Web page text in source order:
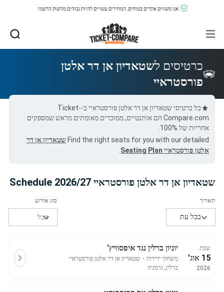
אנו משווים אתרים בטוחים, המחירים עשויים להיות גבוהים מהשוק הרשמי.
כרטיסים לשטאדיון אן דר אלטן
פורסטראיי
כל כרטיסי שטאדיון אן דר אלטן פורסטראיי ב-Ticket-
Compare.com הם אותנטיים, ממוכרים מאומתים מראש שמספקים
אחריות של 100%.
Find the right seats for you with our detailed שטאדיון אן דר
אלטן פורסטראיי Seating Plan
שטאדיון אן דר אלטן פורסטראיי 2026/27 Schedule
שבת
15 אוג'
2026
יוניון ברלין נגד איפסוויץ'
משחקי ידידות ・ שטאדיון אן דר אלטן פורסטראיי
ברלין, גרמניה